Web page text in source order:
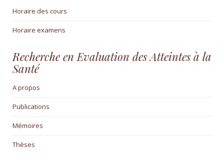
Horaire des cours
Horaire examens
Recherche en Evaluation des Atteintes à la
Santé
A propos
Publications
Mémoires
Thèses